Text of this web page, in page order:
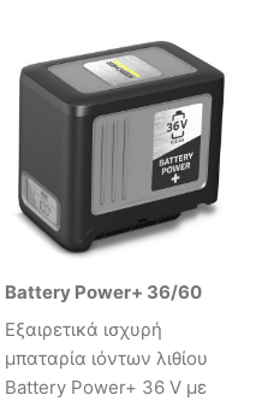
Battery Power+ 36/60
Εξαιρετικά ισχυρή
μπαταρία ιόντων λιθίου
Battery Power+ 36 V με